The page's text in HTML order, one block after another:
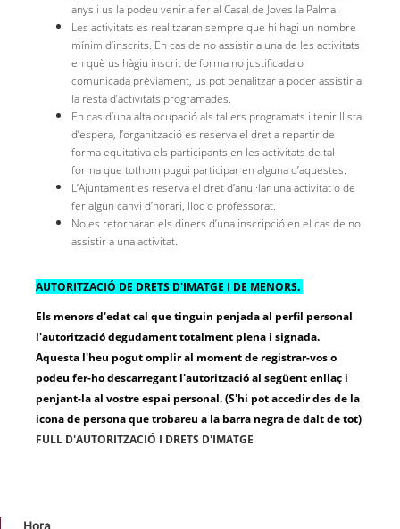
anys i us la podeu venir a fer al Casal de Joves la Palma.
Les activitats es realitzaran sempre que hi hagi un nombre
mínim d’inscrits. En cas de no assistir a una de les activitats
en què us hàgiu inscrit de forma no justificada o
comunicada prèviament, us pot penalitzar a poder assistir a
la resta d’activitats programades.
En cas d’una alta ocupació als tallers programats i tenir llista
d’espera, l’organització es reserva el dret a repartir de
forma equitativa els participants en les activitats de tal
forma que tothom pugui participar en alguna d’aquestes.
L’Ajuntament es reserva el dret d’anul·lar una activitat o de
fer algun canvi d’horari, lloc o professorat.
No es retornaran els diners d’una inscripció en el cas de no
assistir a una activitat.
AUTORITZACIÓ DE DRETS D'IMATGE I DE MENORS.
Els menors d'edat cal que tinguin penjada al perfil personal
l'autorització degudament totalment plena i signada.
Aquesta l'heu pogut omplir al moment de registrar-vos o
podeu fer-ho descarregant l'autorització al següent enllaç i
penjant-la al vostre espai personal. (S'hi pot accedir des de la
icona de persona que trobareu a la barra negra de dalt de tot)
FULL D'AUTORITZACIÓ I DRETS D'IMATGE
Hora